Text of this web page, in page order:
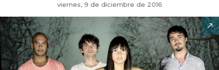
viernes, 9 de diciembre de 2016